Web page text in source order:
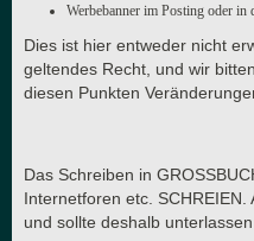
Werbebanner im Posting oder in
Dies ist hier entweder nicht
geltendes Recht, und wir
diesen Punkten
Das Schreiben in
Internetforen etc.
und sollte deshalb unterlassen